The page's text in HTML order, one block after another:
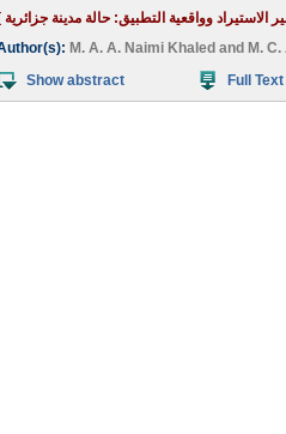
M. A. A. Naimi Khaled and M.
Show abstract
Full Text